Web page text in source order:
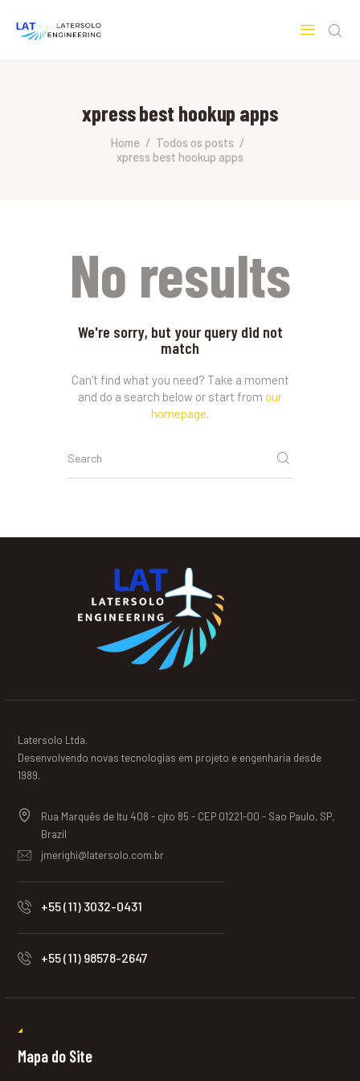
xpress best hookup apps
Home
Todos os posts
xpress best hookup apps
HOME
SOBRE A LATERSOLO
ENGINEERING
No results
We're sorry, but your query did not
match
Can't find what you need? Take a moment
and do a search below or start from our
homepage.
Latersolo Ltda.
Desenvolvendo novas tecnologias em projeto e engenharia desde
1989.
Rua Marquês de Itu 408 - cjto 85 - CEP 01221-00 - Sao Paulo, SP,
Brazil
jmerighi@latersolo.com.br
+55 (11) 3032-0431
+55 (11) 98578-2647
Mapa do Site